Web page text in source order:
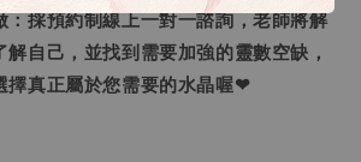
：採預約制線上一對一諮詢，老師將解
自己，並找到需要加強的靈數空缺，
擇真正屬於您需要的水晶喔❤